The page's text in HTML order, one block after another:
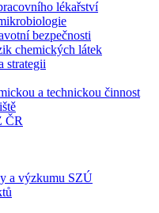
lékařství
bezpečnosti
chemických látek
strategii
a technickou činnost
ČR
a výzkumu SZÚ